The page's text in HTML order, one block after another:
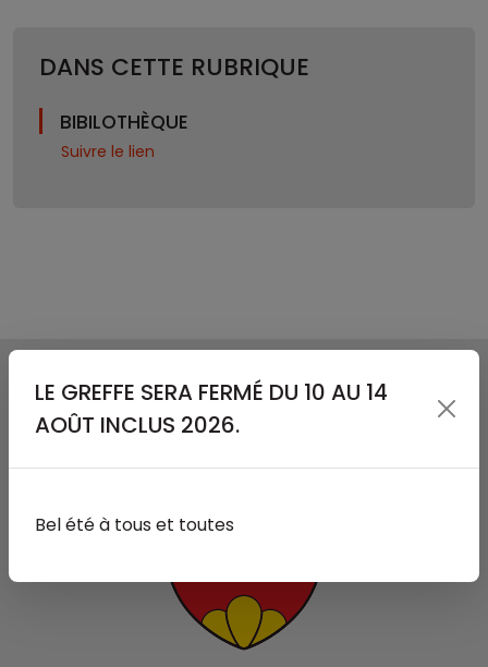
DANS CETTE RUBRIQUE
BIBILOTHÈQUE
Suivre le lien
LE GREFFE SERA FERMÉ DU 10 AU 14
AOÛT INCLUS 2026.
Bel été à tous et toutes